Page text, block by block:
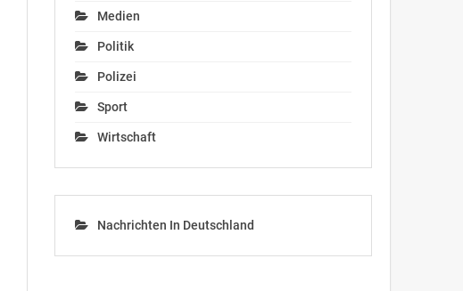
Medien
Politik
Polizei
Sport
Wirtschaft
Nachrichten In Deutschland